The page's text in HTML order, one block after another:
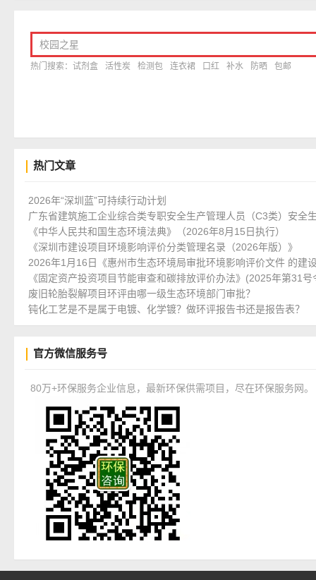
热门文章
2026年“深圳蓝”可持续行动计划
广东省建筑施工企业综合类专职安全生产管理人员（C3类）安全
《中华人民共和国生态环境法典》（2026年8月15日执行）
《深圳市建设项目环境影响评价分类管理名录（2026年版）》
2026年1月16日《惠州市生态环境局审批环境影响评价文件 的建
《固定资产投资项目节能审查和碳排放评价办法》(2025年第31号
废旧轮胎裂解项目环评由哪一级生态环境部门审批？
钝化工艺是不是属于电镀、化学镀？做环评报告书还是报告表？
官方微信服务号
80万+环保服务企业信息，最新环保供需项目，尽在环保服务网。